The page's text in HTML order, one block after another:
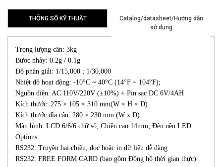
THÔNG SỐ KỸ THUẬT
Catalog/datasheet/Hướng dẫn
sử dụng
Trọng lượng cân: 3kg
Bươc nhảy: 0.2g / 0.1g
Độ phân giải: 1/15,000 ; 1/30,000
Nhiệt độ hoạt động: -10°C ~ 40°C (14°F ~ 104°F);
Nguồn điện: AC 110V/220V (±10%) + Pin sạc DC 6V/4AH
Kích thước: 275 × 105 × 310 mm(W × H × D)
Kích thước đĩa cân: 280 × 230 mm (W x D)
Màn hình: LCD 6/6/6 chữ số; Chiều cao 14mm; Đèn nền LED
Options:
RS232: Truyền hai chiều, đọc hoặc in dữ liệu dễ dàng
RS232: FREE FORM CARD (bao gồm Đồng hồ thời gian thực)